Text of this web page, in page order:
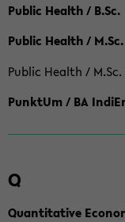
Public Health / B.Sc.
Public Health / M.Sc.
Public Health /
PunktUm / BA
Q
Quantitative